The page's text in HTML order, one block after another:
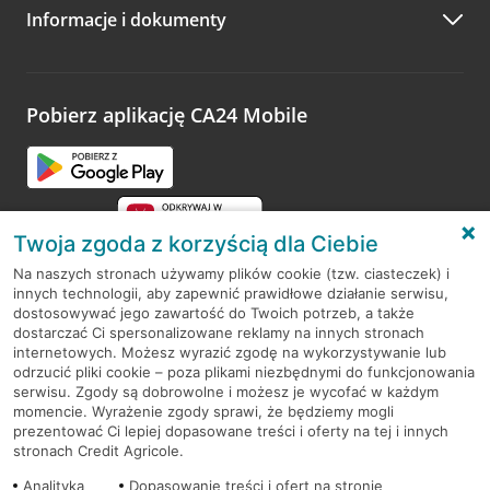
Zachęcamy do podzielenia się z nami opinią o wizycie.
opinie.
Informacje i dokumenty
Pobierz aplikację CA24 Mobile
RODO
Regulamin serwisu
Mapa serwisu
PolitykaCookies
Twoja zgoda z korzyścią dla Ciebie
Na naszych stronach używamy plików cookie (tzw. ciasteczek) i
innych technologii, aby zapewnić prawidłowe działanie serwisu,
dostosowywać jego zawartość do Twoich potrzeb, a także
dostarczać Ci spersonalizowane reklamy na innych stronach
internetowych. Możesz wyrazić zgodę na wykorzystywanie lub
odrzucić pliki cookie – poza plikami niezbędnymi do funkcjonowania
serwisu. Zgody są dobrowolne i możesz je wycofać w każdym
momencie. Wyrażenie zgody sprawi, że będziemy mogli
prezentować Ci lepiej dopasowane treści i oferty na tej i innych
stronach Credit Agricole.
Analityka
Dopasowanie treści i ofert na stronie